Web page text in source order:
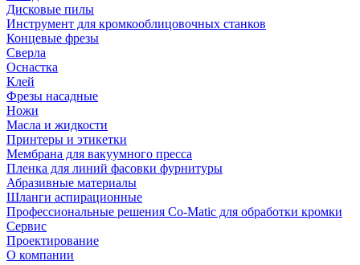
Дисковые пилы
Инструмент для кромкооблицовочных станков
Концевые фрезы
Сверла
Оснастка
Клей
Фрезы насадные
Ножи
Масла и жидкости
Принтеры и этикетки
Мембрана для вакуумного пресса
Пленка для линий фасовки фурнитуры
Абразивные материалы
Шланги аспирационные
Профессиональные решения Co-Matic для обработки кромки
Сервис
Проектирование
О компании